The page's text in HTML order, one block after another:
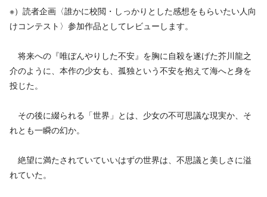
※）読者企画〈誰かに校閲・しっかりとした感想をもらいたい人向
けコンテスト〉参加作品としてレビューします。
将来への『唯ぼんやりした不安』を胸に自殺を遂げた芥川龍之
介のように、本作の少女も、孤独という不安を抱えて海へと身を
投じた。
その後に綴られる「世界」とは、少女の不可思議な現実か、そ
れとも一瞬の幻か。
絶望に満たされていていいはずの世界は、不思議と美しさに溢
れていた。